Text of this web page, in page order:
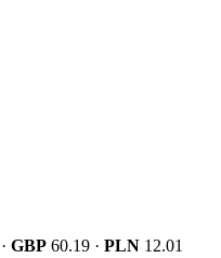
· GBP 60.19 · PLN 12.01